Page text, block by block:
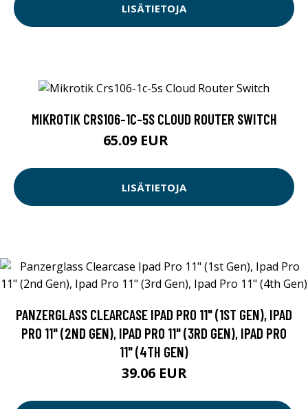
LISÄTIETOJA
MIKROTIK CRS106-1C-5S CLOUD ROUTER SWITCH
65.09 EUR
LISÄTIETOJA
PANZERGLASS CLEARCASE IPAD PRO 11" (1ST GEN), IPAD
PRO 11" (2ND GEN), IPAD PRO 11" (3RD GEN), IPAD PRO
11" (4TH GEN)
39.06 EUR